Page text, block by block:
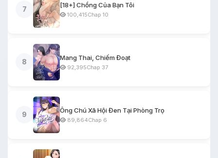
7
[18+] Chồng Của Bạn Tôi
100,415Chap 10
8
Mang Thai, Chiếm Đoạt
92,395Chap 37
9
Ông Chú Xã Hội Đen Tại Phòng Trọ
89,864Chap 6